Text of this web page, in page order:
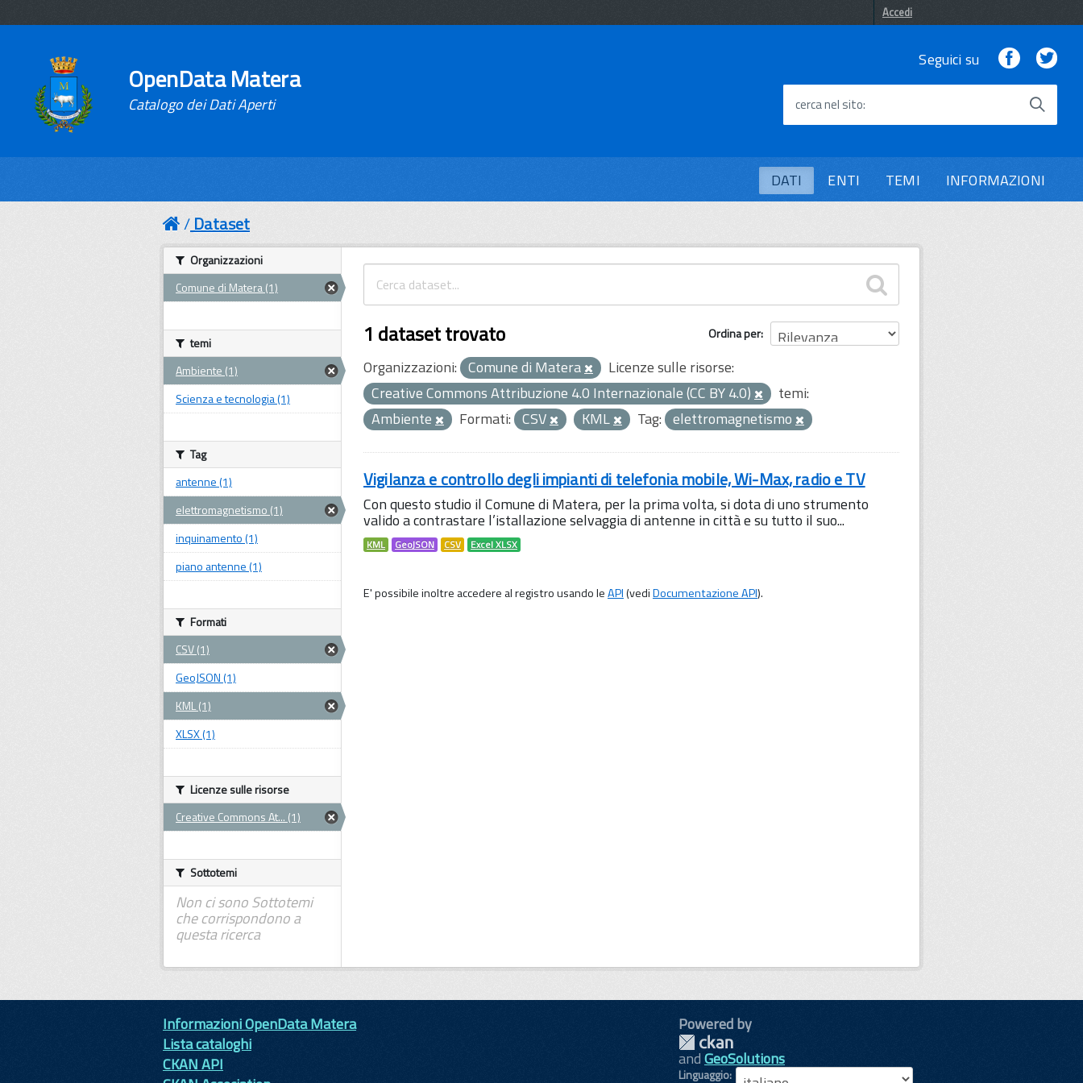
Accedi
OpenData Matera
Catalogo dei Dati Aperti
Seguici su Facebook
cerca nel sito
DATI ENTI TEMI INFORMAZIONI
Dataset
Ordina per
1 dataset trovato
Organizzazioni: Comune di Matera
Licenze sulle risorse:
Creative Commons Attribuzione 4.0 Internazionale (CC BY 4.0)
temi:
Ambiente
Formati: CSV KML Tag: elettromagnetismo
Vigilanza e controllo degli impianti di telefonia mobile, Wi-Max, radio e TV
Con questo studio il Comune di Matera, per la prima volta, si dota di uno strumento
valido a contrastare l’istallazione selvaggia di antenne in città e su tutto il suo...
KML GeoJSON CSV Excel XLSX
E' possibile inoltre accedere al registro usando leAPI(vediDocumentazione API).
Organizzazioni
Comune di Matera (1)
temi
Ambiente (1)
Scienza e tecnologia (1)
Tag
antenne (1)
elettromagnetismo (1)
inquinamento (1)
piano antenne (1)
Formati
CSV (1)
GeoJSON (1)
KML (1)
XLSX (1)
Licenze sulle risorse
Creative Commons At... (1)
Sottotemi
Non ci sono Sottotemi
che corrispondono a
questa ricerca
Informazioni OpenData Matera
Lista cataloghi
CKAN API
Powered by
andGeoSolutions
Linguaggio